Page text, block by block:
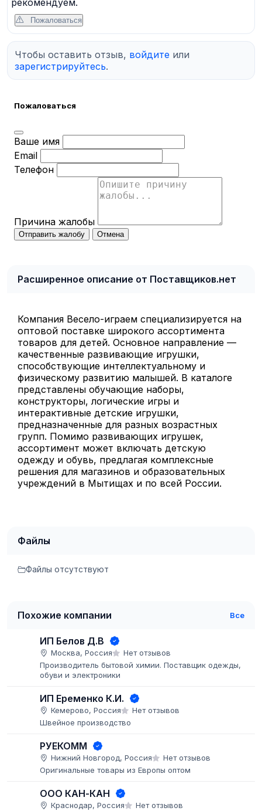
Пожаловаться
Чтобы оставить отзыв, войдите или
зарегистрируйтесь.
Пожаловаться
Ваше имя
Email
Телефон
Причина жалобы
Отправить жалобу Отмена
Расширенное описание от Поставщиков.нет
Компания Весело-играем специализируется на
оптовой поставке широкого ассортимента
товаров для детей. Основное направление —
качественные развивающие игрушки,
способствующие интеллектуальному и
физическому развитию малышей. В каталоге
представлены обучающие наборы,
конструкторы, логические игры и
интерактивные детские игрушки,
предназначенные для разных возрастных
групп. Помимо развивающих игрушек,
ассортимент может включать детскую
одежду и обувь, предлагая комплексные
решения для магазинов и образовательных
учреждений в Мытищах и по всей России.
Файлы
Файлы отсутствуют
Похожие компании Все
ИП Белов Д.В
Москва, Россия
Нет отзывов
Производитель бытовой химии. Поставщик одежды,
обуви и электроники
ИП Еременко К.И.
Кемерово, Россия
Нет отзывов
Швейное производство
РУЕКОММ
Нижний Новгород, Россия
Нет отзывов
Оригинальные товары из Европы оптом
ООО КАН-КАН
Краснодар, Россия
Нет отзывов